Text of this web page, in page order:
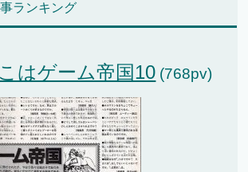
ランキング
はゲーム帝国10 (768pv)